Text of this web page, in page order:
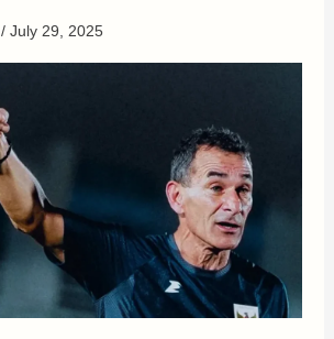
/ July 29, 2025